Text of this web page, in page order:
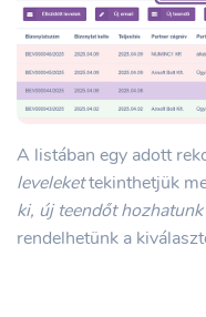
A listában egy adott
levelekettekinthetjük
ki, új teendőt
rendelhetünk a